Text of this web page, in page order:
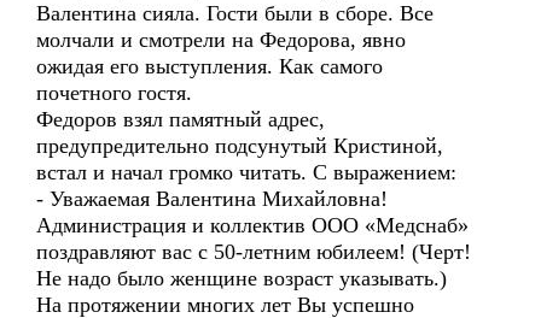
Валентина сияла. Гости были в сборе. Все
молчали и смотрели на Федорова, явно
ожидая его выступления. Как самого
почетного гостя.
Федоров взял памятный адрес,
предупредительно подсунутый Кристиной,
встал и начал громко читать. С выражением:
- Уважаемая Валентина Михайловна!
Администрация и коллектив ООО «Медснаб»
поздравляют вас с 50-летним юбилеем! (Черт!
Не надо было женщине возраст указывать.)
На протяжении многих лет Вы успешно